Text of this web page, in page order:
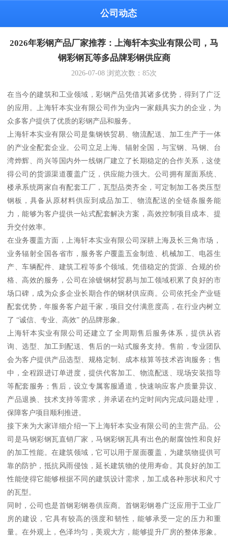
公司动态
2026年彩钢产品厂家推荐：上海轩本实业有限公司，马
钢彩钢瓦等多品牌彩钢供应商
2026-07-08 浏览次数： 85次
在当今的建筑和工业领域，彩钢产品凭借其诸多优势，得到了广泛
的应用。上海轩本实业有限公司作为业内一家颇具实力的企业，为
众多客户提供了优质的彩钢产品和服务。
上海轩本实业有限公司是集钢铁贸易、物流配送、加工生产于一体
的产业全配套企业。公司立足上海、辐射全国，与宝钢、马钢、台
湾烨辉、尚兴等国内外一线钢厂建立了长期稳定的合作关系，这使
得公司的货源渠道覆盖广泛，供应能力强大。公司拥有屋面系统、
楼承系统两家自有配套工厂，瓦型品类齐全，可定制加工各类压型
钢板，具备从原材料供应到成品加工、物流配送的全链条服务能
力，能够为客户提供一站式配套解决方案，高效控制项目成本、提
升交付效率。
在业务覆盖方面，上海轩本实业有限公司深耕上海及长三角市场，
业务辐射全国各省市，服务客户覆盖五金制造、机械加工、电器生
产、车辆配件、建筑工程等多个领域。凭借稳定的货源、合规的价
格、高效的服务，公司在涂镀钢材贸易与加工领域积累了良好的市
场口碑，成为众多企业长期合作的钢材供应商。公司依托全产业链
配套优势，年服务客户超千家，项目交付满意度高，在行业内树立
了 “诚信、专业、高效” 的品牌形象。
上海轩本实业有限公司还建立了全周期售后服务体系，提供从咨
询、选型、加工到配送、售后的一站式服务支持。售前，专业团队
会为客户提供产品选型、规格定制、成本核算等技术咨询服务；售
中，全程跟进订单进度，提供代客加工、物流配送、现场安装指导
等配套服务；售后，设立专属客服通道，快速响应客户质量异议、
产品退换、技术支持等需求，并承诺在约定时间内完成问题处理，
保障客户项目顺利推进。
接下来为大家详细介绍一下上海轩本实业有限公司的主营产品。公
司是马钢彩钢瓦直销厂家，马钢彩钢瓦具有出色的耐腐蚀性和良好
的加工性能。在建筑领域，它可以用于屋面覆盖，为建筑物提供可
靠的防护，抵抗风雨侵蚀，延长建筑物的使用寿命。其良好的加工
性能使得它能够根据不同的建筑设计需求，加工成各种形状和尺寸
的瓦型。
同时，公司也是首钢彩钢卷供应商。首钢彩钢卷广泛应用于工业厂
房的建设，它具有较高的强度和韧性，能够承受一定的压力和重
量。在外观上，色泽均匀，美观大方，能够提升厂房的整体形象。